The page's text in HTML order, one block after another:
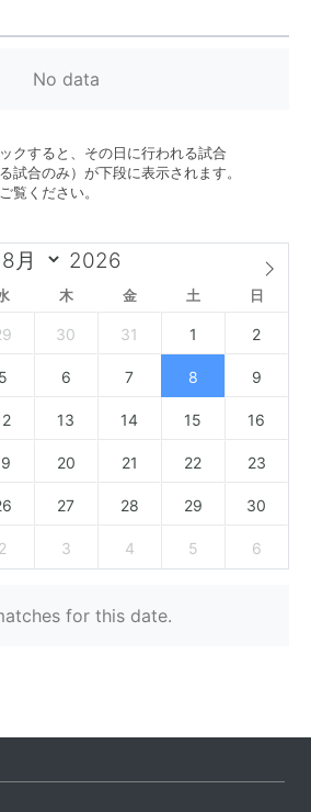
No data
クすると、その日に行われる試合
試合のみ）が下段に表示されます。
覧ください。
木 金 土 日
30 31 1 2
5 6 7 8 9
13 14 15 16
20 21 22 23
27 28 29 30
2 3 4 5 6
for this date.